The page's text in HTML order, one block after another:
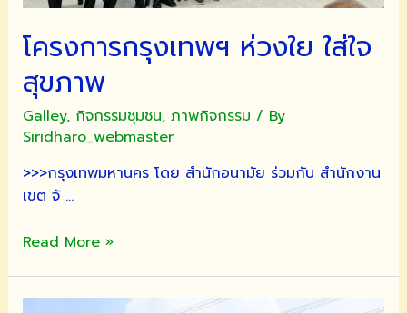
โครงการกรุงเทพฯ ห่วงใย ใส่ใจ
สุขภาพ
Galley, กิจกรรมชุมชน, ภาพกิจกรรม / By
Siridharo_webmaster
>>>กรุงเทพมหานคร โดย สำนักอนามัย ร่วมกับ สำนักงาน
เขต จั …
โครงการ
Read More »